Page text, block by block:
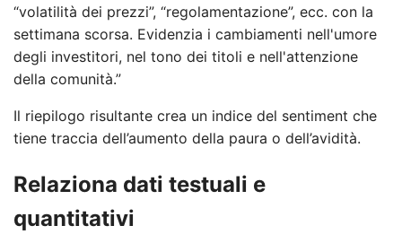
“volatilità dei prezzi”, “regolamentazione”, ecc. con la
settimana scorsa. Evidenzia i cambiamenti nell'umore
degli investitori, nel tono dei titoli e nell'attenzione
della comunità.”
Il riepilogo risultante crea un indice del sentiment che
tiene traccia dell’aumento della paura o dell’avidità.
Relaziona dati testuali e
quantitativi